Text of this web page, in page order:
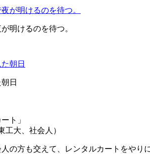
明けるのを待つ。
日
ト」
工大、社会人）
の方も交えて、レンタルカートをや